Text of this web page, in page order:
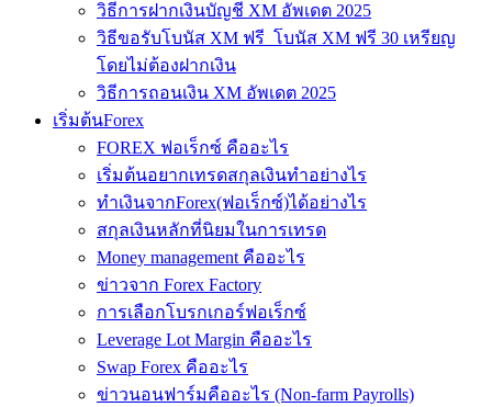
วิธีการฝากเงินบัญชี XM อัพเดต 2025
วิธีขอรับโบนัส XM ฟรี โบนัส XM ฟรี 30 เหรียญ
โดยไม่ต้องฝากเงิน
วิธีการถอนเงิน XM อัพเดต 2025
เริ่มต้นForex
FOREX ฟอเร็กซ์ คืออะไร
เริ่มต้นอยากเทรดสกุลเงินทำอย่างไร
ทำเงินจากForex(ฟอเร็กซ์)ได้อย่างไร
สกุลเงินหลักที่นิยมในการเทรด
Money management คืออะไร
ข่าวจาก Forex Factory
การเลือกโบรกเกอร์ฟอเร็กซ์
Leverage Lot Margin คืออะไร
Swap Forex คืออะไร
ข่าวนอนฟาร์มคืออะไร (Non-farm Payrolls)